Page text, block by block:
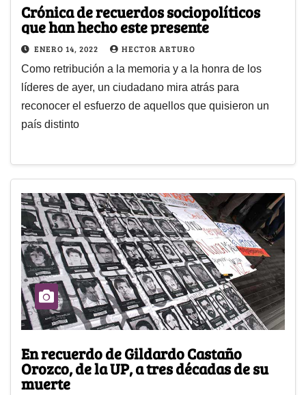
Crónica de recuerdos sociopolíticos
que han hecho este presente
ENERO 14, 2022 HECTOR ARTURO
Como retribución a la memoria y a la honra de los
líderes de ayer, un ciudadano mira atrás para
reconocer el esfuerzo de aquellos que quisieron un
país distinto
En recuerdo de Gildardo Castaño
Orozco, de la UP, a tres décadas de su
muerte